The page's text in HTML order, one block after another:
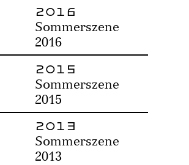
2016
Sommerszene
2016
2015
Sommerszene
2015
2013
Sommerszene
2013